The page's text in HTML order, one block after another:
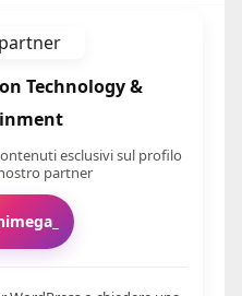
Technology &
esclusivi sul profilo
partner